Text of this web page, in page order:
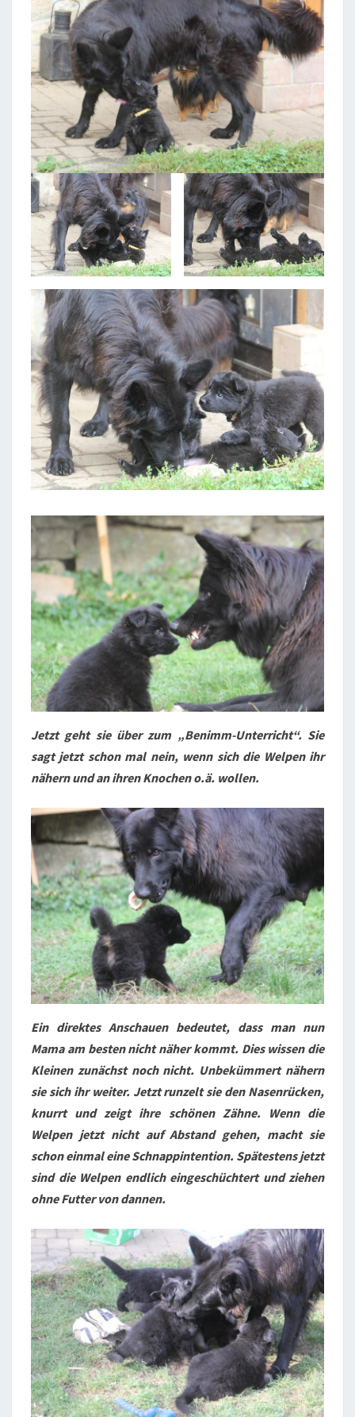
Jetzt geht sie über zum „Benimm-Unterricht“. Sie
sagt jetzt schon mal nein, wenn sich die Welpen ihr
nähern und an ihren Knochen o.ä. wollen.
Ein direktes Anschauen bedeutet, dass man nun
Mama am besten nicht näher kommt. Dies wissen die
Kleinen zunächst noch nicht. Unbekümmert nähern
sie sich ihr weiter. Jetzt runzelt sie den Nasenrücken,
knurrt und zeigt ihre schönen Zähne. Wenn die
Welpen jetzt nicht auf Abstand gehen, macht sie
schon einmal eine Schnappintention. Spätestens jetzt
sind die Welpen endlich eingeschüchtert und ziehen
ohne Futter von dannen.